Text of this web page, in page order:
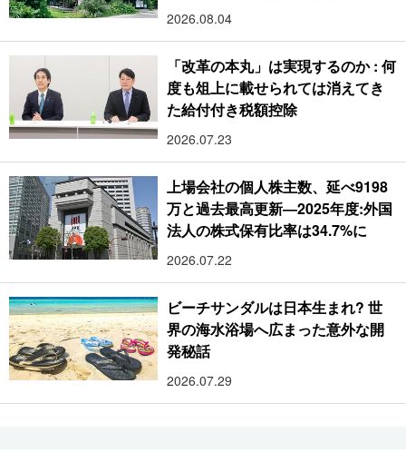
2026.08.04
「改革の本丸」は実現するのか : 何
度も俎上に載せられては消えてき
た給付付き税額控除
2026.07.23
上場会社の個人株主数、延べ9198
万と過去最高更新―2025年度:外国
法人の株式保有比率は34.7%に
2026.07.22
ビーチサンダルは日本生まれ? 世
界の海水浴場へ広まった意外な開
発秘話
2026.07.29